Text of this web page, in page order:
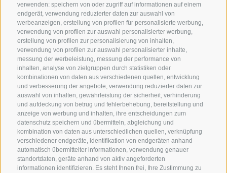
verwenden: speichern von oder zugriff auf informationen auf einem
endgerät, verwendung reduzierter daten zur auswahl von
werbeanzeigen, erstellung von profilen für personalisierte werbung,
verwendung von profilen zur auswahl personalisierter werbung,
erstellung von profilen zur personalisierung von inhalten,
verwendung von profilen zur auswahl personalisierter inhalte,
messung der werbeleistung, messung der performance von
inhalten, analyse von zielgruppen durch statistiken oder
kombinationen von daten aus verschiedenen quellen, entwicklung
und verbesserung der angebote, verwendung reduzierter daten zur
auswahl von inhalten, gewährleistung der sicherheit, verhinderung
und aufdeckung von betrug und fehlerbehebung, bereitstellung und
anzeige von werbung und inhalten, ihre entscheidungen zum
datenschutz speichern und übermitteln, abgleichung und
kombination von daten aus unterschiedlichen quellen, verknüpfung
verschiedener endgeräte, identifikation von endgeräten anhand
automatisch übermittelter informationen, verwendung genauer
standortdaten, geräte anhand von aktiv angeforderten
informationen identifizieren. Es steht Ihnen frei, Ihre Zustimmung zu
T +39 0473 623302
info@residence-montani.com
Plafatweg 14-16
39021 Latsch-Italien